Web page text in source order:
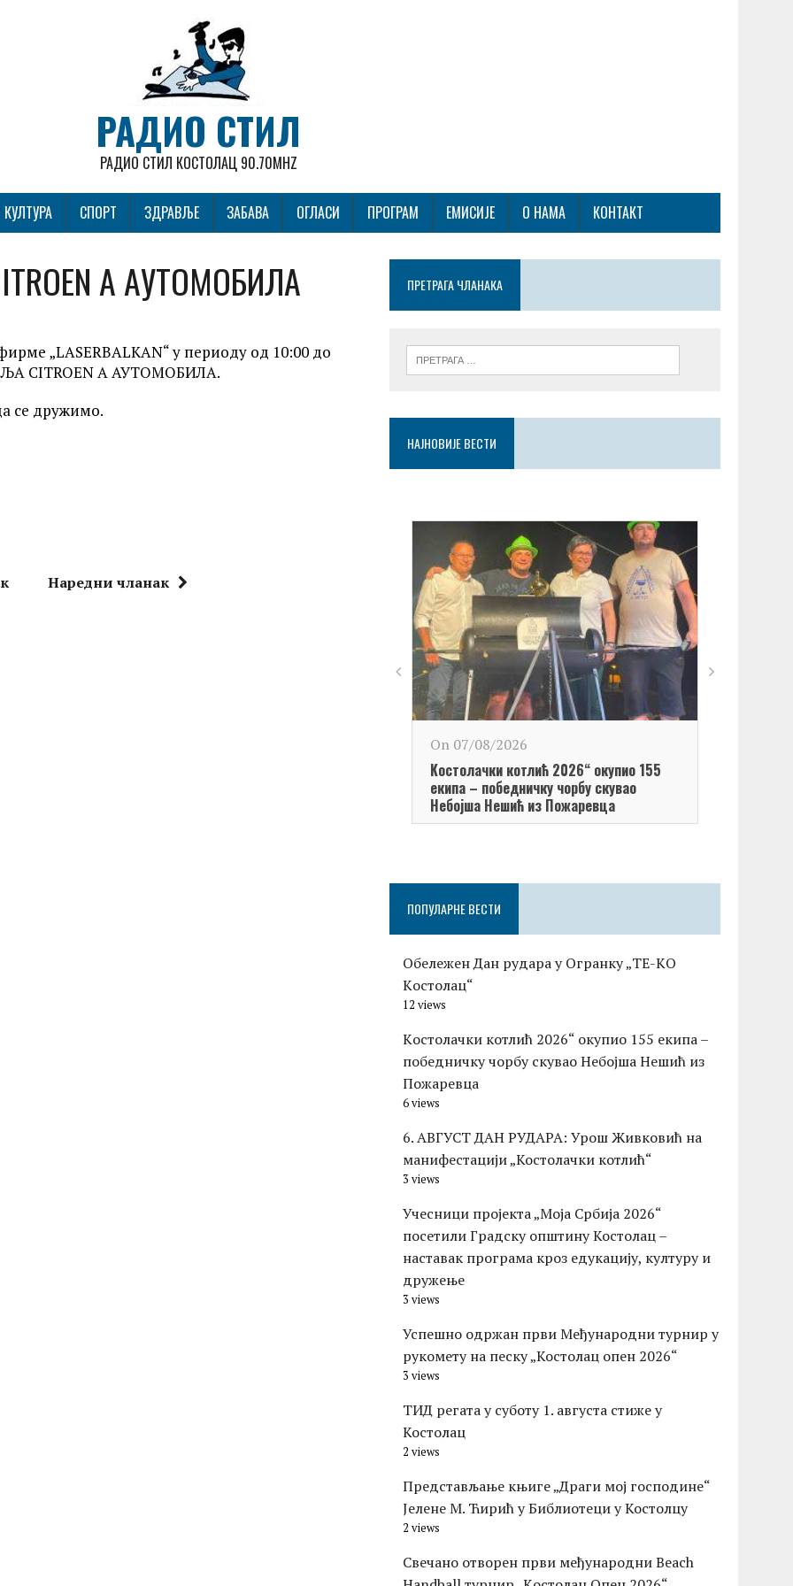
РАДИО СТИЛ
РАДИО СТИЛ КОСТОЛАЦ 90.70MHZ
КУЛТУРА СПОРТ ЗДРАВЉЕ ЗАБАВА ОГЛАСИ ПРОГРАМ ЕМИСИЈЕ О НАМА КОНТАКТ
А АУТОМОБИЛА
„LASERBALKAN“ у периоду од 10:00 до
CITROEN А АУТОМОБИЛА.
се дружимо.
Наредни чланак
ПРЕТРАГА ЧЛАНАКА
НАЈНОВИЈЕ ВЕСТИ
On 07/08/2026
Kостолачки котлић 2026“ окупио 155
екипа – победничку чорбу скувао
Небојша Нешић из Пожаревца
ПОПУЛАРНЕ ВЕСТИ
Обележен Дан рудара у Огранку „ТЕ-KО
Kостолац“
12 views
Kостолачки котлић 2026“ окупио 155 екипа –
победничку чорбу скувао Небојша Нешић из
Пожаревца
6 views
6. АВГУСТ ДАН РУДАРА: Урош Живковић на
манифестацији „Костолачки котлић“
3 views
Учесници пројекта „Моја Србија 2026“
посетили Градску општину Костолац –
наставак програма кроз едукацију, културу и
дружење
3 views
Успешно одржан први Међународни турнир у
рукомету на песку „Костолац опен 2026“
3 views
ТИД регата у суботу 1. августа стиже у
Костолац
2 views
Представљање књиге „Драги мој господине“
Јелене М. Ћирић у Библиотеци у Костолцу
2 views
Свечано отворен први међународни Beach